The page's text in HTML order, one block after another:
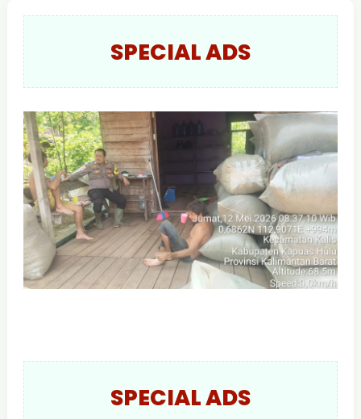
SPECIAL ADS
SPECIAL ADS